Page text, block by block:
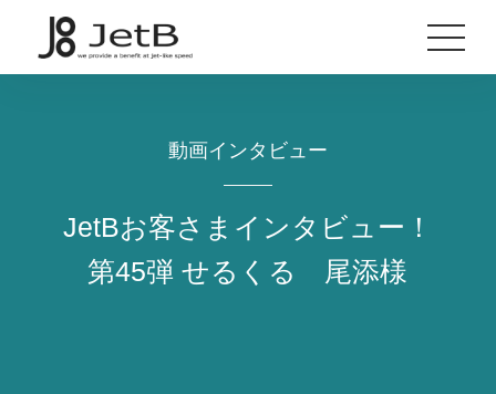
JetBお客さまインタビュー！
第45弾 せるくる 尾添様
動画インタビュー